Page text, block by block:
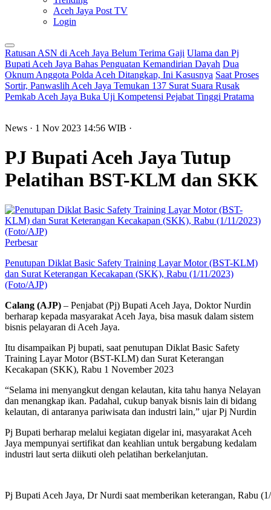
Aceh Jaya Post TV
Login
Ratusan ASN di Aceh Jaya Belum Terima Gaji Ulama dan Pj
Bupati Aceh Jaya Bahas Penguatan Kemandirian Dayah Dua
Oknum Anggota Polda Aceh Ditangkap, Ini Kasusnya Saat Proses
Sortir, Panwaslih Aceh Jaya Temukan 137 Surat Suara Rusak
Pemkab Aceh Jaya Buka Uji Kompetensi Pejabat Tinggi Pratama
News · 1 Nov 2023 14:56 WIB ·
PJ Bupati Aceh Jaya Tutup
Pelatihan BST-KLM dan SKK
Perbesar
Penutupan Diklat Basic Safety Training Layar Motor (BST-KLM)
dan Surat Keterangan Kecakapan (SKK), Rabu (1/11/2023)
(Foto/AJP)
Calang (AJP) – Penjabat (Pj) Bupati Aceh Jaya, Doktor Nurdin
berharap kepada masyarakat Aceh Jaya, bisa masuk dalam sistem
bisnis pelayaran di Aceh Jaya.
Itu disampaikan Pj bupati, saat penutupan Diklat Basic Safety
Training Layar Motor (BST-KLM) dan Surat Keterangan
Kecakapan (SKK), Rabu 1 November 2023
“Selama ini menyangkut dengan kelautan, kita tahu hanya Nelayan
dan menangkap ikan. Padahal, cukup banyak bisnis lain di bidang
kelautan, di antaranya pariwisata dan industri lain,” ujar Pj Nurdin
Pj Bupati berharap melalui kegiatan digelar ini, masyarakat Aceh
Jaya mempunyai sertifikat dan keahlian untuk bergabung kedalam
industri laut serta diikuti oleh pelatihan berkelanjutan.
Pj Bupati Aceh Jaya, Dr Nurdi saat memberikan keterangan, Rabu